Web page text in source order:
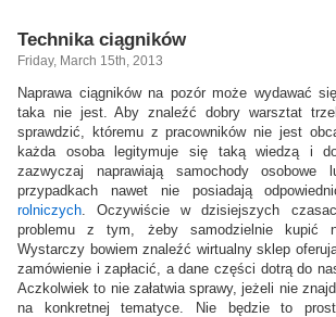
Technika ciągników
Friday, March 15th, 2013
Naprawa ciągników na pozór może wydawać
taka nie jest. Aby znaleźć dobry warsztat
sprawdzić, któremu z pracowników nie jest
każda osoba legitymuje się taką wiedzą i
zazwyczaj naprawiają samochody
przypadkach nawet nie posiadają
rolniczych. Oczywiście w dzisiejszych
problemu z tym, żeby samodzielnie
Wystarczy bowiem znaleźć wirtualny sklep
zamówienie i zapłacić, a dane części dotrą do
Aczkolwiek to nie załatwia sprawy, jeżeli nie
na konkretnej tematyce. Nie będzie to